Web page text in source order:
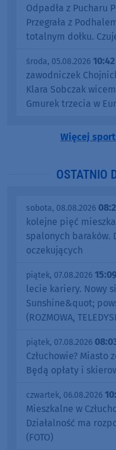
Odpadła z Pucharu
Przegrała z
totalnym dołku.
środa, 05.08.2026 10:42
zawodniczek
Klara Sobczak
Gmurek trzecia w
Więcej
OSTATNIO
sobota, 08.08.2026
kolejne pięć
spalonych baraków.
oczekujących
piątek, 07.08.2026 15:09
lecie kariery. Nowy
Sunshine&quot;
(ROZMOWA,
piątek, 07.08.2026
Człuchowie? Miasto
Będą opłaty i
czwartek, 06.08.2026
Mieszkalne w
Działalność ma
(FOTO)